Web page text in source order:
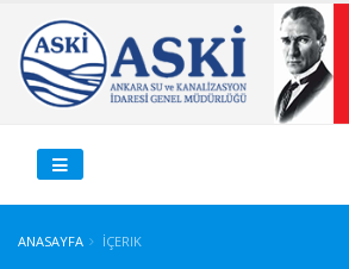
ANASAYFA İÇERIK